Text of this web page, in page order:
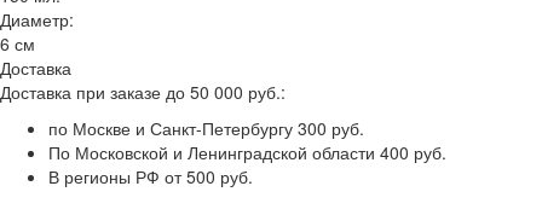
Диаметр:
6 см
Доставка
Доставка при заказе до 50 000 руб.:
по Москве и Санкт-Петербургу 300 руб.
По Московской и Ленинградской области 400 руб.
В регионы РФ от 500 руб.